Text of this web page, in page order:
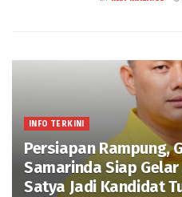
INFO TERKINI
Persiapan Rampung,
Samarinda Siap
Satya Jadi Kandidat